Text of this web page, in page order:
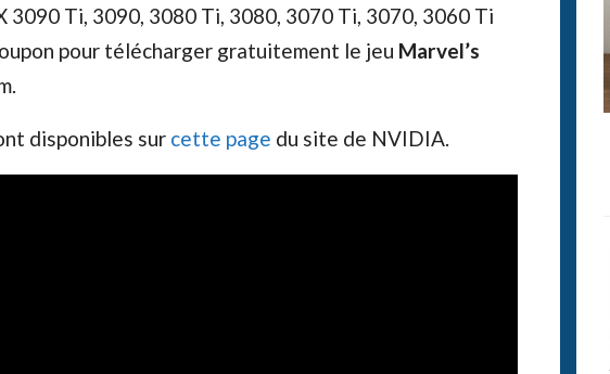
3090 Ti, 3090, 3080 Ti, 3080, 3070 Ti, 3070, 3060 Ti
pour télécharger gratuitement le jeu Marvel’s
disponibles sur cette page du site de NVIDIA.